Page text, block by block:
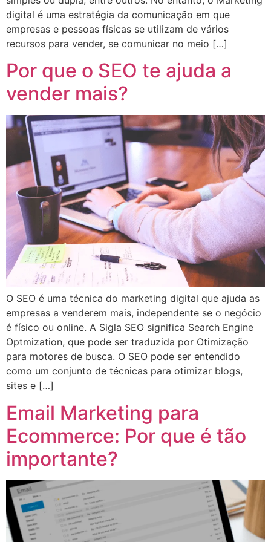
digital é uma estratégia da comunicação em que
empresas e pessoas físicas se utilizam de vários
recursos para vender, se comunicar no meio […]
Por que o SEO te ajuda a
vender mais?
O SEO é uma técnica do marketing digital que ajuda as
empresas a venderem mais, independente se o negócio
é físico ou online. A Sigla SEO significa Search Engine
Optmization, que pode ser traduzida por Otimização
para motores de busca. O SEO pode ser entendido
como um conjunto de técnicas para otimizar blogs,
sites e […]
Email Marketing para
Ecommerce: Por que é tão
importante?